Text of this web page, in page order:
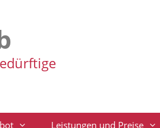
Leistungen und Preise